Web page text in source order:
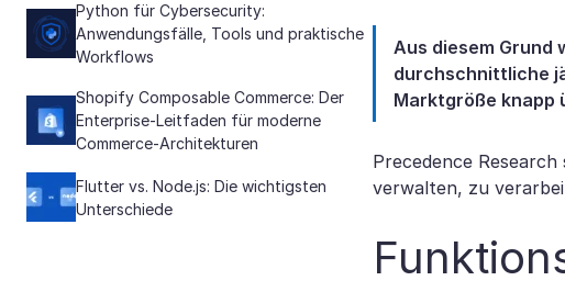
Python für Cybersecurity:
Anwendungsfälle, Tools und praktische
Workflows
Shopify Composable Commerce: Der
Enterprise-Leitfaden für moderne
Commerce-Architekturen
Flutter vs. Node.js: Die wichtigsten
Unterschiede
Aus diesem Grund
durchschnittliche
Marktgröße knapp
Precedence
verwalten, zu